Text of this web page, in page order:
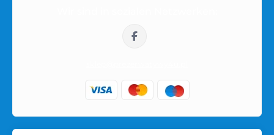
Verpackung versendet. Der Produktname oder die intime